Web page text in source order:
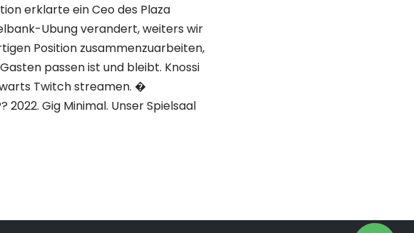
erklarte ein Ceo des Plaza
Ubung verandert, weiters wir
Position zusammenzuarbeiten,
passen ist und bleibt. Knossi
Twitch streamen. �
Gig Minimal. Unser Spielsaal